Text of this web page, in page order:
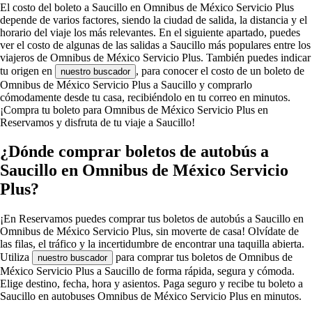
El costo del boleto a Saucillo en Omnibus de México Servicio Plus
depende de varios factores, siendo la ciudad de salida, la distancia y el
horario del viaje los más relevantes. En el siguiente apartado, puedes
ver el costo de algunas de las salidas a Saucillo más populares entre los
viajeros de Omnibus de México Servicio Plus. También puedes indicar
tu origen en
nuestro buscador , para conocer el costo de un boleto de
Omnibus de México Servicio Plus a Saucillo y comprarlo
cómodamente desde tu casa, recibiéndolo en tu correo en minutos.
¡Compra tu boleto para Omnibus de México Servicio Plus en
Reservamos y disfruta de tu viaje a Saucillo!
¿Dónde comprar boletos de autobús a
Saucillo en Omnibus de México Servicio
Plus?
¡En Reservamos puedes comprar tus boletos de autobús a Saucillo en
Omnibus de México Servicio Plus, sin moverte de casa! Olvídate de
las filas, el tráfico y la incertidumbre de encontrar una taquilla abierta.
Utiliza
nuestro buscador
para comprar tus boletos de Omnibus de
México Servicio Plus a Saucillo de forma rápida, segura y cómoda.
Elige destino, fecha, hora y asientos. Paga seguro y recibe tu boleto a
Saucillo en autobuses Omnibus de México Servicio Plus en minutos.